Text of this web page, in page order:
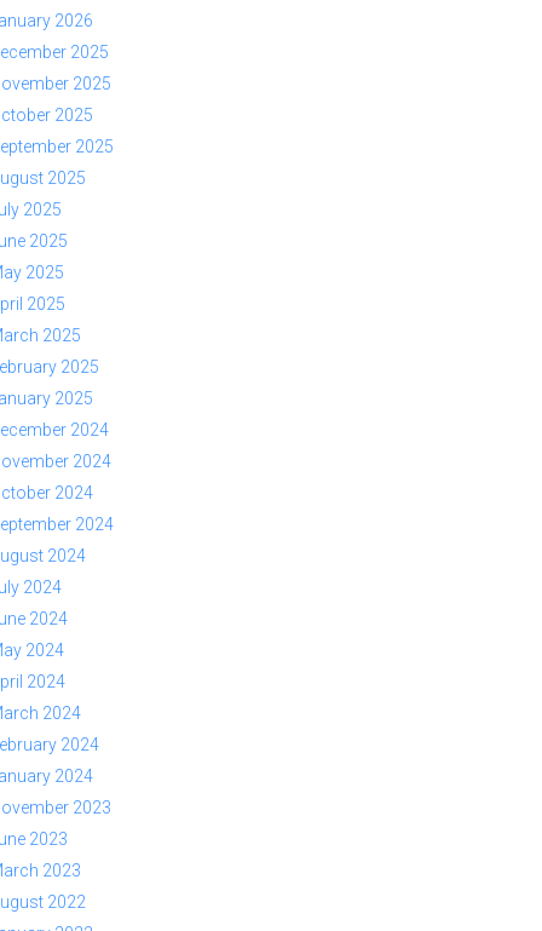
2026
2025
2025
2025
2025
2025
2025
2025
2025
2025
2025
2025
2025
2024
2024
2024
2024
2024
2024
2024
2024
2024
2024
2024
2024
2023
2023
2023
2022